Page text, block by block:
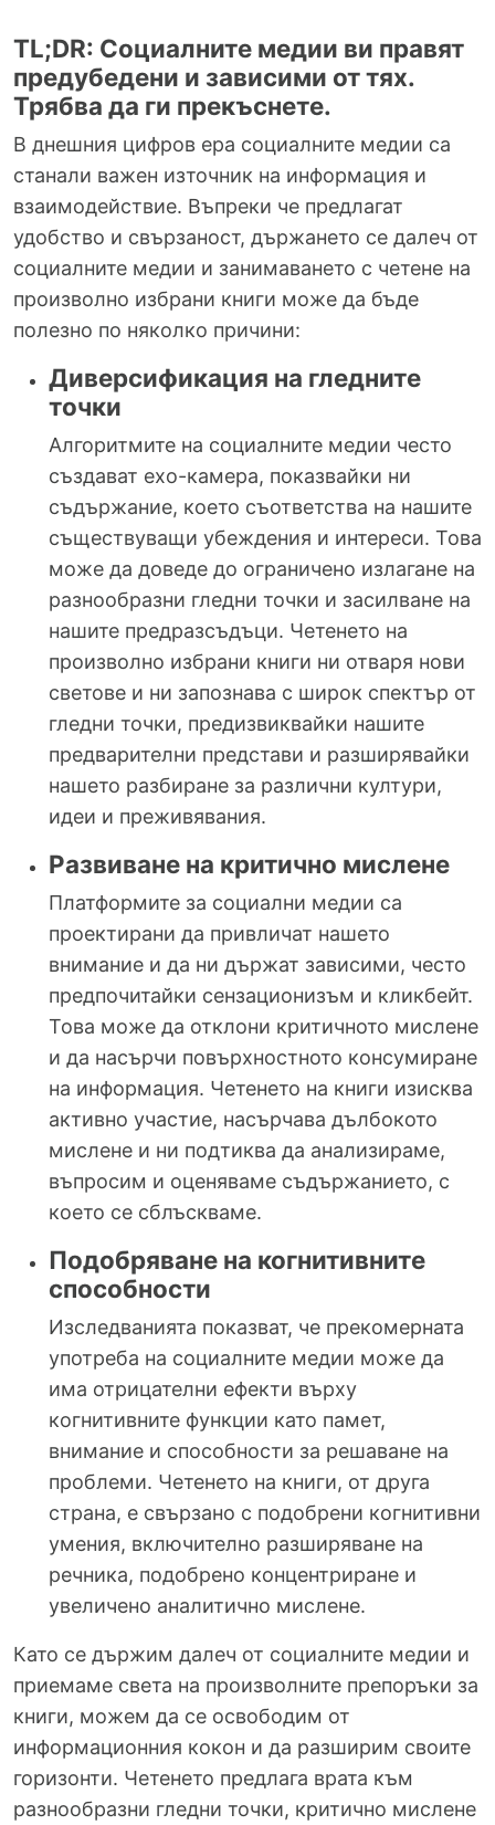
TL;DR: Социалните медии ви правят
предубедени и зависими от тях.
Трябва да ги прекъснете.
В днешния цифров ера социалните медии са
станали важен източник на информация и
взаимодействие. Въпреки че предлагат
удобство и свързаност, държането се далеч от
социалните медии и занимаването с четене на
произволно избрани книги може да бъде
полезно по няколко причини:
Диверсификация на гледните
точки
Алгоритмите на социалните медии често
създават ехо-камера, показвайки ни
съдържание, което съответства на нашите
съществуващи убеждения и интереси. Това
може да доведе до ограничено излагане на
разнообразни гледни точки и засилване на
нашите предразсъдъци. Четенето на
произволно избрани книги ни отваря нови
светове и ни запознава с широк спектър от
гледни точки, предизвиквайки нашите
предварителни представи и разширявайки
нашето разбиране за различни култури,
идеи и преживявания.
Развиване на критично мислене
Платформите за социални медии са
проектирани да привличат нашето
внимание и да ни държат зависими, често
предпочитайки сензационизъм и кликбейт.
Това може да отклони критичното мислене
и да насърчи повърхностното консумиране
на информация. Четенето на книги изисква
активно участие, насърчава дълбокото
мислене и ни подтиква да анализираме,
въпросим и оценяваме съдържанието, с
което се сблъскваме.
Подобряване на когнитивните
способности
Изследванията показват, че прекомерната
употреба на социалните медии може да
има отрицателни ефекти върху
когнитивните функции като памет,
внимание и способности за решаване на
проблеми. Четенето на книги, от друга
страна, е свързано с подобрени когнитивни
умения, включително разширяване на
речника, подобрено концентриране и
увеличено аналитично мислене.
Като се държим далеч от социалните медии и
приемаме света на произволните препоръки за
книги, можем да се освободим от
информационния кокон и да разширим своите
горизонти. Четенето предлага врата към
разнообразни гледни точки, критично мислене